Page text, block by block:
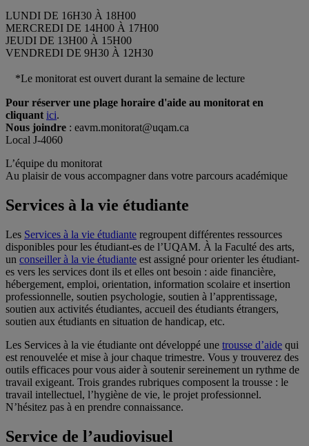
LUNDI DE 16H30 À 18H00
MERCREDI DE 14H00 À 17H00
JEUDI DE 13H00 À 15H00
VENDREDI DE 9H30 À 12H30
*Le monitorat est ouvert durant la semaine de lecture
Pour réserver une plage horaire d'aide au monitorat en
cliquant ici.
Nous joindre : eavm.monitorat@uqam.ca
Local J-4060
L’équipe du monitorat
Au plaisir de vous accompagner dans votre parcours académique
Services à la vie étudiante
Les Services à la vie étudiante regroupent différentes ressources
disponibles pour les étudiant-es de l’UQAM. À la Faculté des arts,
un conseiller à la vie étudiante est assigné pour orienter les étudiant-
es vers les services dont ils et elles ont besoin : aide financière,
hébergement, emploi, orientation, information scolaire et insertion
professionnelle, soutien psychologie, soutien à l’apprentissage,
soutien aux activités étudiantes, accueil des étudiants étrangers,
soutien aux étudiants en situation de handicap, etc.
Les Services à la vie étudiante ont développé une trousse d’aide qui
est renouvelée et mise à jour chaque trimestre. Vous y trouverez des
outils efficaces pour vous aider à soutenir sereinement un rythme de
travail exigeant. Trois grandes rubriques composent la trousse : le
travail intellectuel, l’hygiène de vie, le projet professionnel.
N’hésitez pas à en prendre connaissance.
Service de l’audiovisuel